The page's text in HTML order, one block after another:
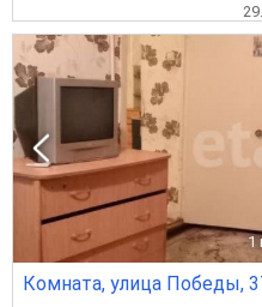
1
Комната, улица Победы,